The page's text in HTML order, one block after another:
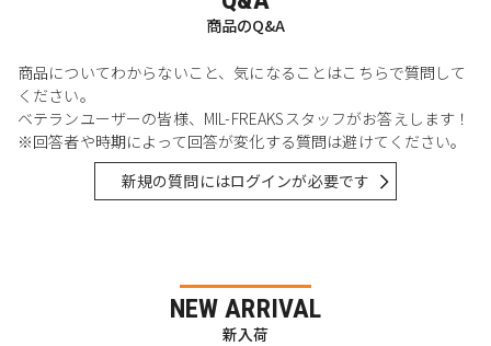
商品のQ&A
商品についてわからないこと、気になることはこちらで質問して
ください。
ベテランユーザーの皆様、MIL-FREAKSスタッフがお答えします！
※回答者や時期によって回答が変化する質問は避けてください。
新規の質問にはログインが必要です
NEW ARRIVAL
新入荷